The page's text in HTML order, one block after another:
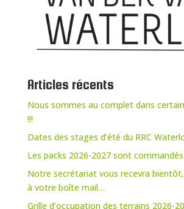
Articles récents
Nous sommes au complet dans
!!!
Dates des stages d’été du RRC
Les packs 2026-2027 sont
Notre secrétariat vous recevra
à votre boîte mail…
Grille d’occupation des terrains 2026-